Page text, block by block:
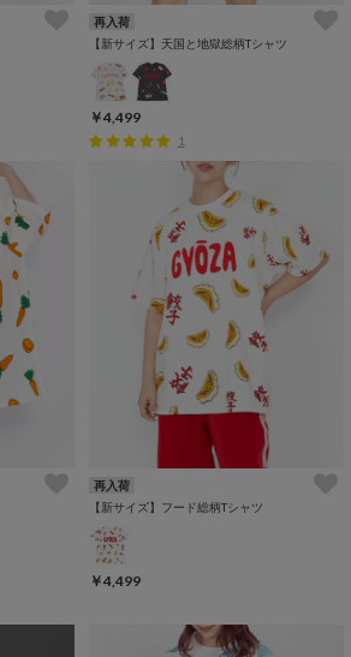
再入荷
【新サイズ】天国と地獄総柄Tシャツ
￥4,499
1
再入荷
【新サイズ】フード総柄Tシャツ
￥4,499